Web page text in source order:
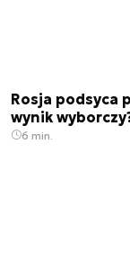
Rosja podsyca
wynik
6 min.